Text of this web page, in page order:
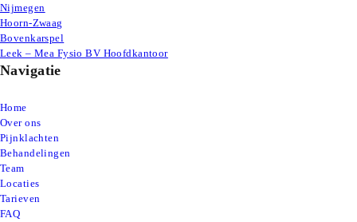
Nijmegen
Hoorn-Zwaag
Bovenkarspel
Leek – Mea Fysio BV Hoofdkantoor
Navigatie
Home
Over ons
Pijnklachten
Behandelingen
Team
Locaties
Tarieven
FAQ